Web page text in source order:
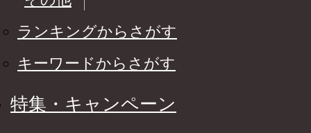
ランキングからさがす
キーワードからさがす
特集・キャンペーン